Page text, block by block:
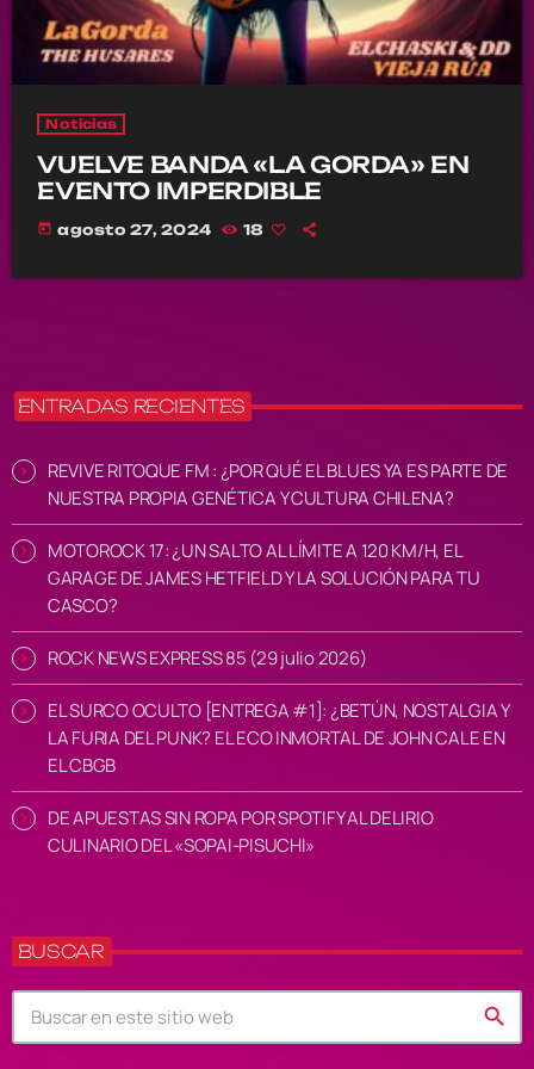
Noticias
VUELVE BANDA «LA GORDA» EN
EVENTO IMPERDIBLE
today agosto 27, 2024 18
ENTRADAS RECIENTES
REVIVE RITOQUE FM : ¿POR QUÉ EL BLUES YA ES PARTE DE
NUESTRA PROPIA GENÉTICA Y CULTURA CHILENA?
MOTOROCK 17: ¿UN SALTO AL LÍMITE A 120 KM/H, EL
GARAGE DE JAMES HETFIELD Y LA SOLUCIÓN PARA TU
CASCO?
ROCK NEWS EXPRESS 85 (29 julio 2026)
EL SURCO OCULTO [ENTREGA #1]: ¿BETÚN, NOSTALGIA Y
LA FURIA DEL PUNK? EL ECO INMORTAL DE JOHN CALE EN
EL CBGB
DE APUESTAS SIN ROPA POR SPOTIFY AL DELIRIO
CULINARIO DEL «SOPAI-PISUCHI»
BUSCAR
search